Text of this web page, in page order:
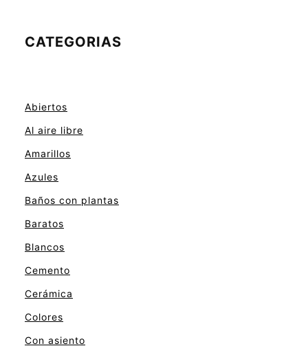
CATEGORIAS
Abiertos
Al aire libre
Amarillos
Azules
Baños con plantas
Baratos
Blancos
Cemento
Cerámica
Colores
Con asiento